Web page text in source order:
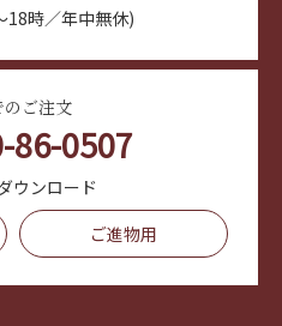
18時／年中無休)
ご注文
86-0507
ウンロード
ご進物用